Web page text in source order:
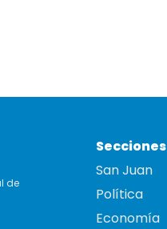
de
Secciones
San Juan
Política
Economía